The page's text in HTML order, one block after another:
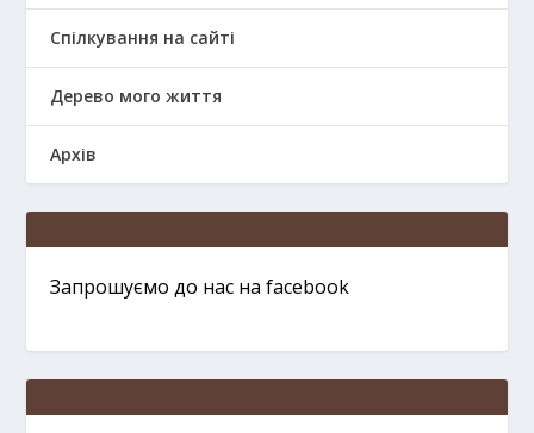
Спілкування на сайті
Дерево мого життя
Архів
Запрошуємо до нас на facebook